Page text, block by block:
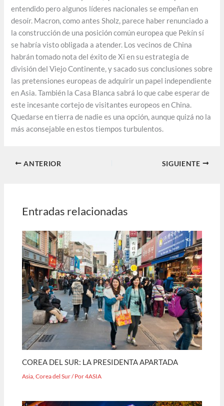
entendido pero algunos líderes nacionales se empeñan en
desoír. Macron, como antes Sholz, parece haber renunciado a
la construcción de una posición común europea que Pekín sí
se habría visto obligada a atender. Los vecinos de China
habrán tomado nota del éxito de Xi en su estrategia de
división del Viejo Continente, y sacado sus conclusiones sobre
las pretensiones europeas de adquirir un papel independiente
en Asia. También la Casa Blanca sabrá lo que cabe esperar de
este incesante cortejo de visitantes europeos en China.
Quedarse en tierra de nadie es una opción, aunque quizá no la
más aconsejable en estos tiempos turbulentos.
ANTERIOR SIGUIENTE
Entradas relacionadas
COREA DEL SUR: LA PRESIDENTA APARTADA
Asia ,Corea del Sur/ Por4ASIA